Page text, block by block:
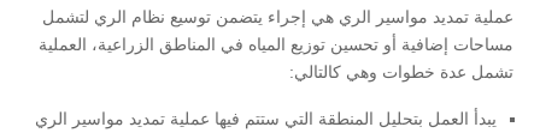
عملية تمديد مواسير الري هي إجراء يتضمن توسيع نظام الري لتشمل
مساحات إضافية أو تحسين توزيع المياه في المناطق الزراعية، العملية
تشمل عدة خطوات وهي كالتالي:
يبدأ العمل بتحليل المنطقة التي ستتم فيها عملية تمديد مواسير الري